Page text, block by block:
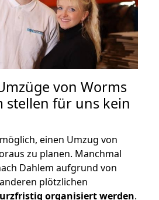
von Worms
stellen für uns kein
einen Umzug von
zu planen. Manchmal
Dahlem aufgrund von
plötzlichen
organisiert werden.